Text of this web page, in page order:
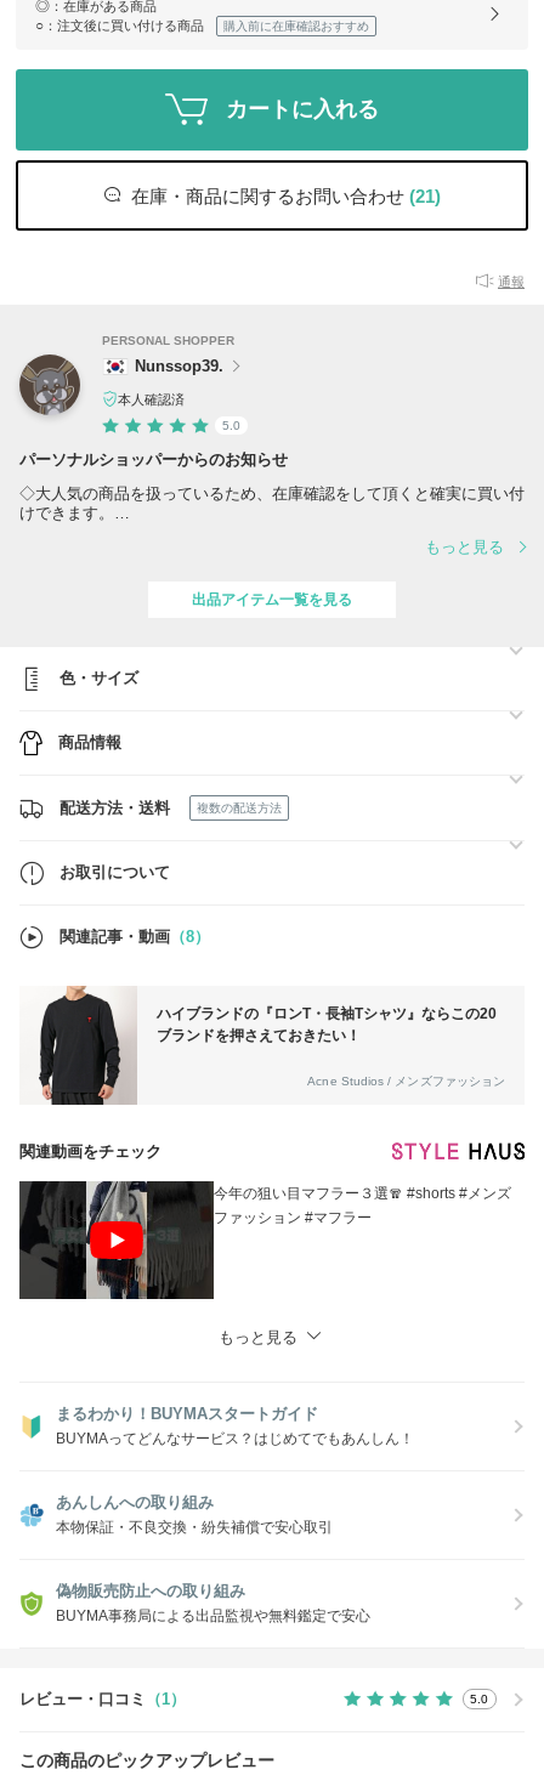
◎ ：在庫がある商品
○ ：注文後に買い付ける商品 購入前に在庫確認おすすめ
カートに入れる
在庫・商品に関するお問い合わせ (21)
通報
PERSONAL SHOPPER
Nunssop39.
本人確認済
5.0
パーソナルショッパーからのお知らせ
◇大人気の商品を扱っているため、在庫確認をして頂くと確実に買い付
けできます。
◇取引についてをご確認いただき、ご了承の上ご注文よろしくお願い致
選択されてない場合は、発送できませんのでご注意ください。
https://www.buyma.com/buyer/7707417/post/398554.html
休業日：土日祝
もっと見る
出品アイテム一覧を見る
色・サイズ
商品情報
配送方法・送料 複数の配送方法
お取引について
関連記事・動画 （8）
ハイブランドの『ロンT・長袖Tシャツ』ならこの20
ブランドを押さえておきたい！
Acne Studios / メンズファッション
関連動画をチェック
今年の狙い目マフラー３選🧣 #shorts #メンズ
ファッション #マフラー
もっと見る
まるわかり！BUYMAスタートガイド
BUYMAってどんなサービス？はじめてでもあんしん！
あんしんへの取り組み
本物保証・不良交換・紛失補償で安心取引
偽物販売防止への取り組み
BUYMA事務局による出品監視や無料鑑定で安心
レビュー・口コミ （1） 5.0
この商品のピックアップレビュー